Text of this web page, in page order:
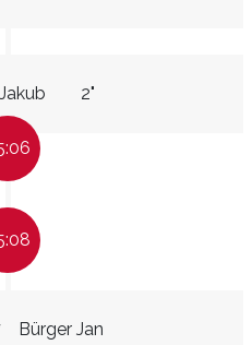
2"
Bürger Jan